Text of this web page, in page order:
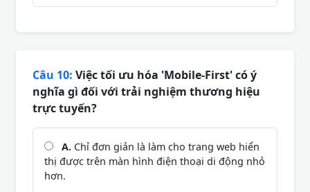
Câu 10: Việc tối ưu hóa 'Mobile-First' có ý
nghĩa gì đối với trải nghiệm thương hiệu
trực tuyến?
A. Chỉ đơn giản là làm cho trang web hiển
thị được trên màn hình điện thoại di động nhỏ
hơn.